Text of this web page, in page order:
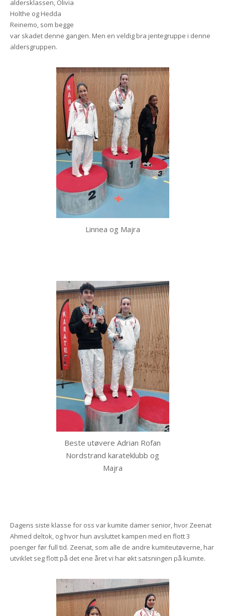
aldersklassen, Olivia
Holthe og Hedda
Reinemo, som begge
var skadet denne gangen. Men en veldig bra jentegruppe i denne
aldersgruppen.
Linnea og Majra
Beste utøvere Adrian Rofan
Nordstrand karateklubb og
Majra
Dagens siste klasse for oss var kumite damer senior, hvor Zeenat
Ahmed deltok, og hvor hun avsluttet kampen med en flott 3
poenger før full tid. Zeenat, som alle de andre kumiteutøverne, har
utviklet seg flott på det ene året vi har økt satsningen på kumite.